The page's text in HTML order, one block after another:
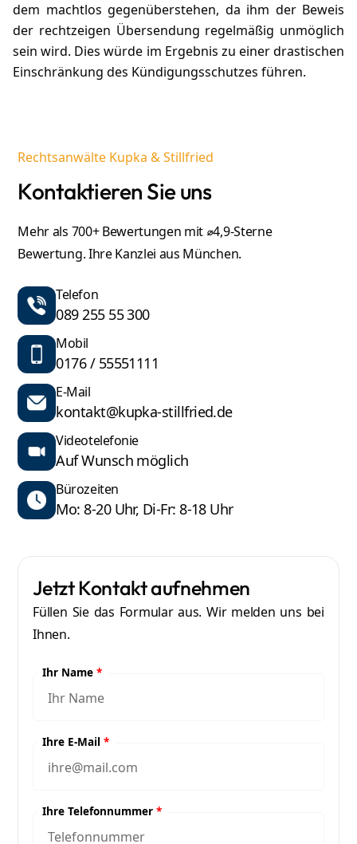
dem machtlos gegenüberstehen, da ihm der Beweis
der rechtzeigen Übersendung regelmäßig unmöglich
sein wird. Dies würde im Ergebnis zu einer drastischen
Einschränkung des Kündigungsschutzes führen.
Rechtsanwälte Kupka & Stillfried
Kontaktieren Sie uns
Mehr als 700+ Bewertungen mit ⌀4,9-Sterne
Bewertung. Ihre Kanzlei aus München.
Telefon
089 255 55 300
Mobil
0176 / 55551111
E-Mail
kontakt@kupka-stillfried.de
Videotelefonie
Auf Wunsch möglich
Bürozeiten
Mo: 8-20 Uhr, Di-Fr: 8-18 Uhr
Jetzt Kontakt aufnehmen
Füllen Sie das Formular aus. Wir melden uns bei
Ihnen.
Ihr Name*
Ihre E-Mail*
Ihre Telefonnummer*